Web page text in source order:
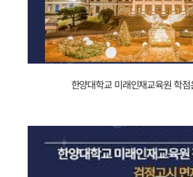
문헌정보
애완동물
한양대학교 미래인재교육원 학점